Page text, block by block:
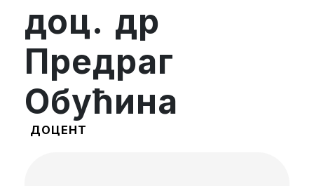
доц. др
Предраг
Обућина
ДОЦЕНТ